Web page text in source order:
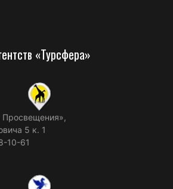
«Турсфера»
5 к. 1
10-61